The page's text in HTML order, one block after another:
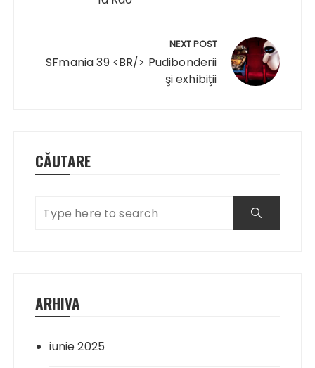
NEXT POST
SFmania 39 <BR/> Pudibonderii
şi exhibiţii
CĂUTARE
ARHIVA
iunie 2025